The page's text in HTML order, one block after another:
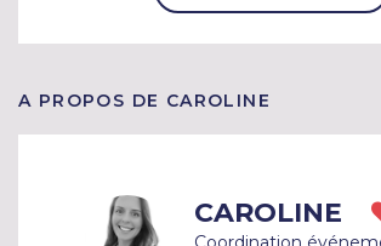
A PROPOS DE CAROLINE
CAROLINE